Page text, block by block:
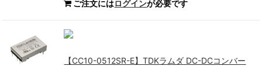
ご注文にはログインが必要です
【CC10-0512SR-E】TDKラムダ DC-DCコンバー